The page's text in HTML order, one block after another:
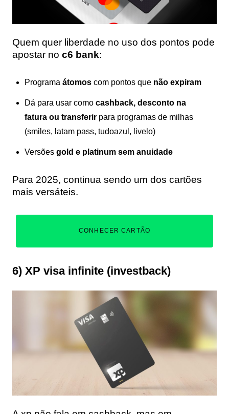
Quem quer liberdade no uso dos pontos pode
apostar no c6 bank:
Programa átomos com pontos que não expiram
Dá para usar como cashback, desconto na
fatura ou transferir para programas de milhas
(smiles, latam pass, tudoazul, livelo)
Versões gold e platinum sem anuidade
Para 2025, continua sendo um dos cartões
mais versáteis.
CONHECER CARTÃO
6) XP visa infinite (investback)